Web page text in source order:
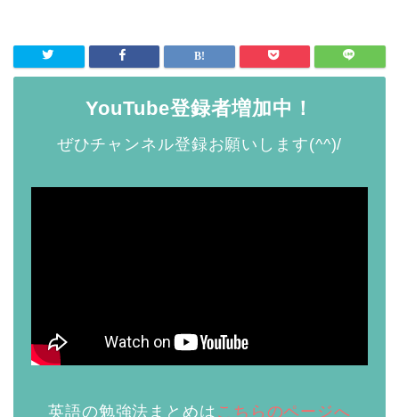
YouTube登録者増加中！
ぜひチャンネル登録お願いします(^^)/
英語の勉強法まとめは こちらのページへ